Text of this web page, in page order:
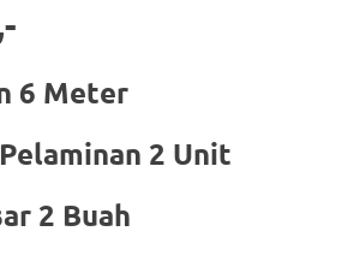
6 Meter
2 Unit
2 Buah